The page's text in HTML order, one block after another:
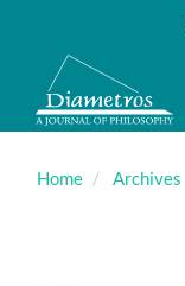
Main
Content
Sidebar
Home Archives